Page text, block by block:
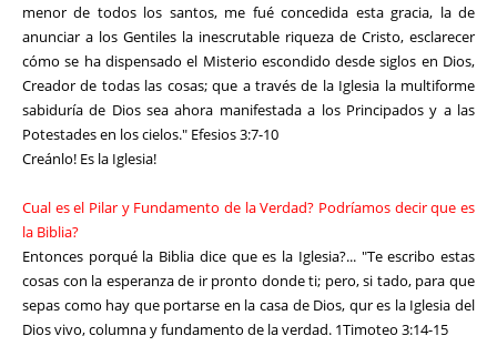
menor de todos los santos, me fué concedida esta gracia, la de
anunciar a los Gentiles la inescrutable riqueza de Cristo, esclarecer
cómo se ha dispensado el Misterio escondido desde siglos en Dios,
Creador de todas las cosas; que a través de la Iglesia la multiforme
sabiduría de Dios sea ahora manifestada a los Principados y a las
Potestades en los cielos." Efesios 3:7-10
Creánlo! Es la Iglesia!
Cual es el Pilar y Fundamento de la Verdad? Podríamos decir que es
la Biblia?
Entonces porqué la Biblia dice que es la Iglesia?... "Te escribo estas
cosas con la esperanza de ir pronto donde ti; pero, si tado, para que
sepas como hay que portarse en la casa de Dios, qur es la Iglesia del
Dios vivo, columna y fundamento de la verdad. 1Timoteo 3:14-15